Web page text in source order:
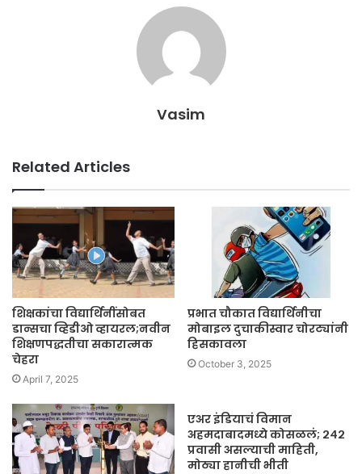
Vasim
Related Articles
शिक्षकांचा विद्यार्थिनींसोबत
डान्सचा व्हिडीओ व्हायरल;नवीन
शिक्षणपद्धतीचा सकारात्मक
चेहरा
April 7, 2025
प्रभात चौकात विद्यार्थिनीचा
मोबाइल दुचाकीस्वार चोरट्यांनी
हिसकावला
October 3, 2025
एअर इंडियाचं विमान
अहमदाबादमध्ये कोसळलं; २४२
प्रवासी असल्याची माहिती,
मोठ्या हानीची भीती